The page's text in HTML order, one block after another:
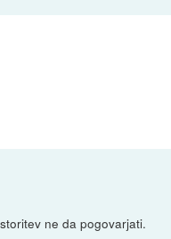
ne da pogovarjati.